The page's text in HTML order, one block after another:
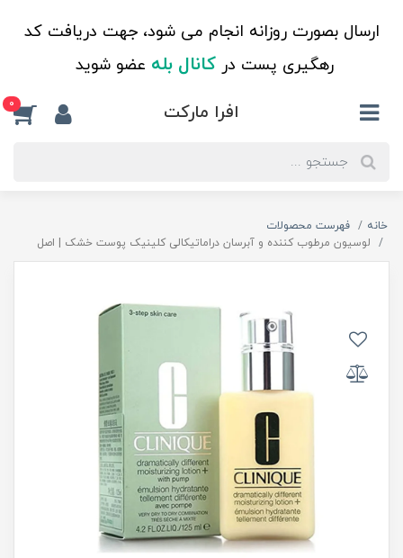
ارسال بصورت روزانه انجام می شود، جهت دریافت کد
رهگیری پست درکانال بله عضو شوید
افرا مارکت 0
خانه
فهرست محصولات
لوسیون مرطوب کننده و آبرسان دراماتیکالی کلینیک پوست خشک | اصل